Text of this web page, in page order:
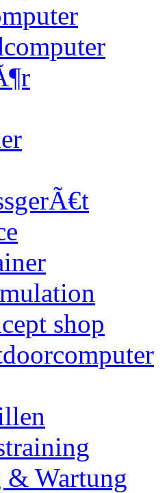
shop
& Wartung